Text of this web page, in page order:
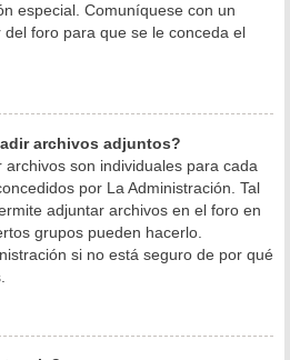
especial. Comuníquese con un
foro para que se le conceda el
archivos adjuntos?
son individuales para cada
por La Administración. Tal
adjuntar archivos en el foro en
grupos pueden hacerlo.
si no está seguro de por qué